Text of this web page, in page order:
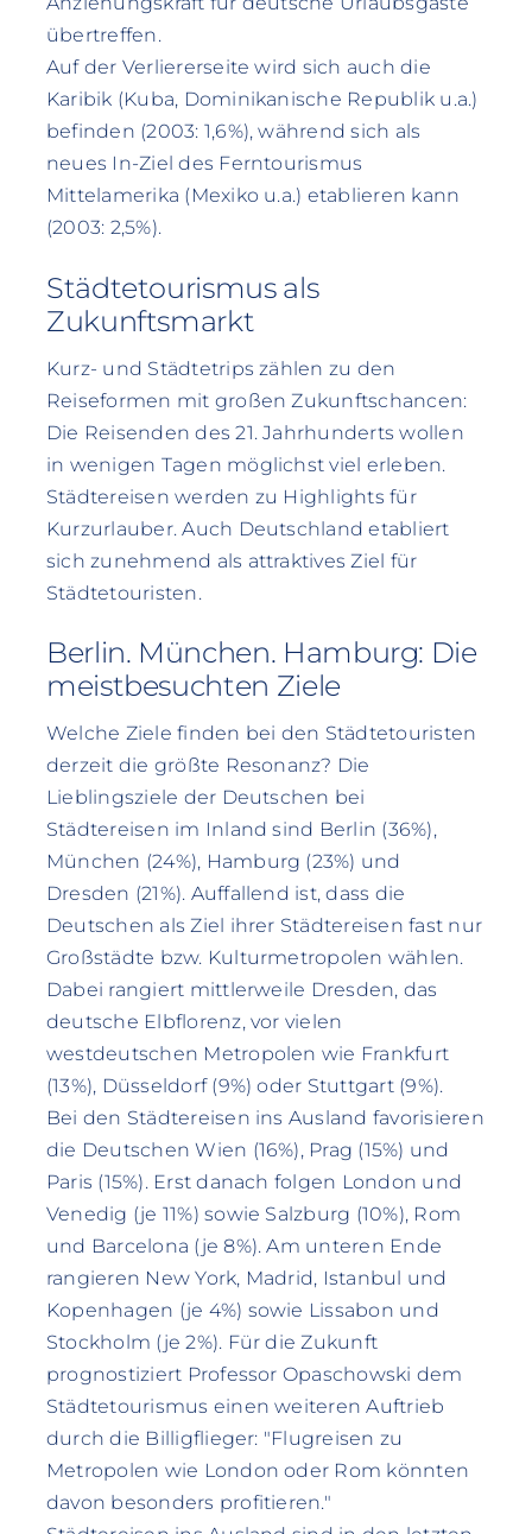
übertreffen.
Auf der Verliererseite wird sich auch die
Karibik (Kuba, Dominikanische Republik u.a.)
befinden (2003: 1,6%), während sich als
neues In-Ziel des Ferntourismus
Mittelamerika (Mexiko u.a.) etablieren kann
(2003: 2,5%).
Städtetourismus als
Zukunftsmarkt
Kurz- und Städtetrips zählen zu den
Reiseformen mit großen Zukunftschancen:
Die Reisenden des 21. Jahrhunderts wollen
in wenigen Tagen möglichst viel erleben.
Städtereisen werden zu Highlights für
Kurzurlauber. Auch Deutschland etabliert
sich zunehmend als attraktives Ziel für
Städtetouristen.
Berlin. München. Hamburg: Die
meistbesuchten Ziele
Welche Ziele finden bei den Städtetouristen
derzeit die größte Resonanz? Die
Lieblingsziele der Deutschen bei
Städtereisen im Inland sind Berlin (36%),
München (24%), Hamburg (23%) und
Dresden (21%). Auffallend ist, dass die
Deutschen als Ziel ihrer Städtereisen fast nur
Großstädte bzw. Kulturmetropolen wählen.
Dabei rangiert mittlerweile Dresden, das
deutsche Elbflorenz, vor vielen
westdeutschen Metropolen wie Frankfurt
(13%), Düsseldorf (9%) oder Stuttgart (9%).
Bei den Städtereisen ins Ausland favorisieren
die Deutschen Wien (16%), Prag (15%) und
Paris (15%). Erst danach folgen London und
Venedig (je 11%) sowie Salzburg (10%), Rom
und Barcelona (je 8%). Am unteren Ende
rangieren New York, Madrid, Istanbul und
Kopenhagen (je 4%) sowie Lissabon und
Stockholm (je 2%). Für die Zukunft
prognostiziert Professor Opaschowski dem
Städtetourismus einen weiteren Auftrieb
durch die Billigflieger: "Flugreisen zu
Metropolen wie London oder Rom könnten
davon besonders profitieren."